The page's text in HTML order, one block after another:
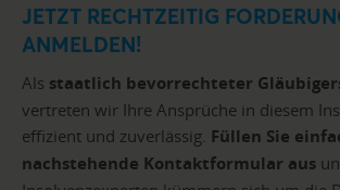
JETZT RECHTZEITIG
ANMELDEN!
Als staatlich bevorrechteter
vertreten wir Ihre Ansprüche in diesem
effizient und zuverlässig. Füllen Sie
nachstehende Kontaktformular aus